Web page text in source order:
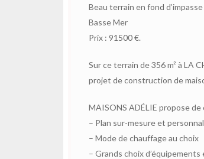
Beau terrain en fond
Basse Mer
Prix : 91500 €.
Sur ce terrain de 356 m² à LA
projet de construction de
MAISONS ADÉLIE propose
– Plan sur-mesure et
– Mode de chauffage au choix
– Grands choix